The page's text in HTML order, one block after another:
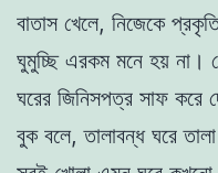
বাতাস খেলে, নিজেকে
ঘুমুচ্ছি এরকম মনে হয় না।
ঘরের জিনিসপত্র সাফ করে
বুক বলে, তালাবন্ধ ঘরে